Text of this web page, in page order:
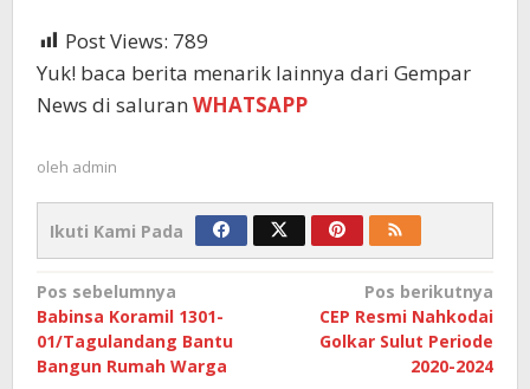
Post Views: 789
Yuk! baca berita menarik lainnya dari Gempar
News di saluran WHATSAPP
oleh admin
Ikuti Kami Pada
Navigasi
pos
Pos sebelumnya
Babinsa Koramil 1301-
01/Tagulandang Bantu
Bangun Rumah Warga
Pos berikutnya
CEP Resmi Nahkodai
Golkar Sulut Periode
2020-2024